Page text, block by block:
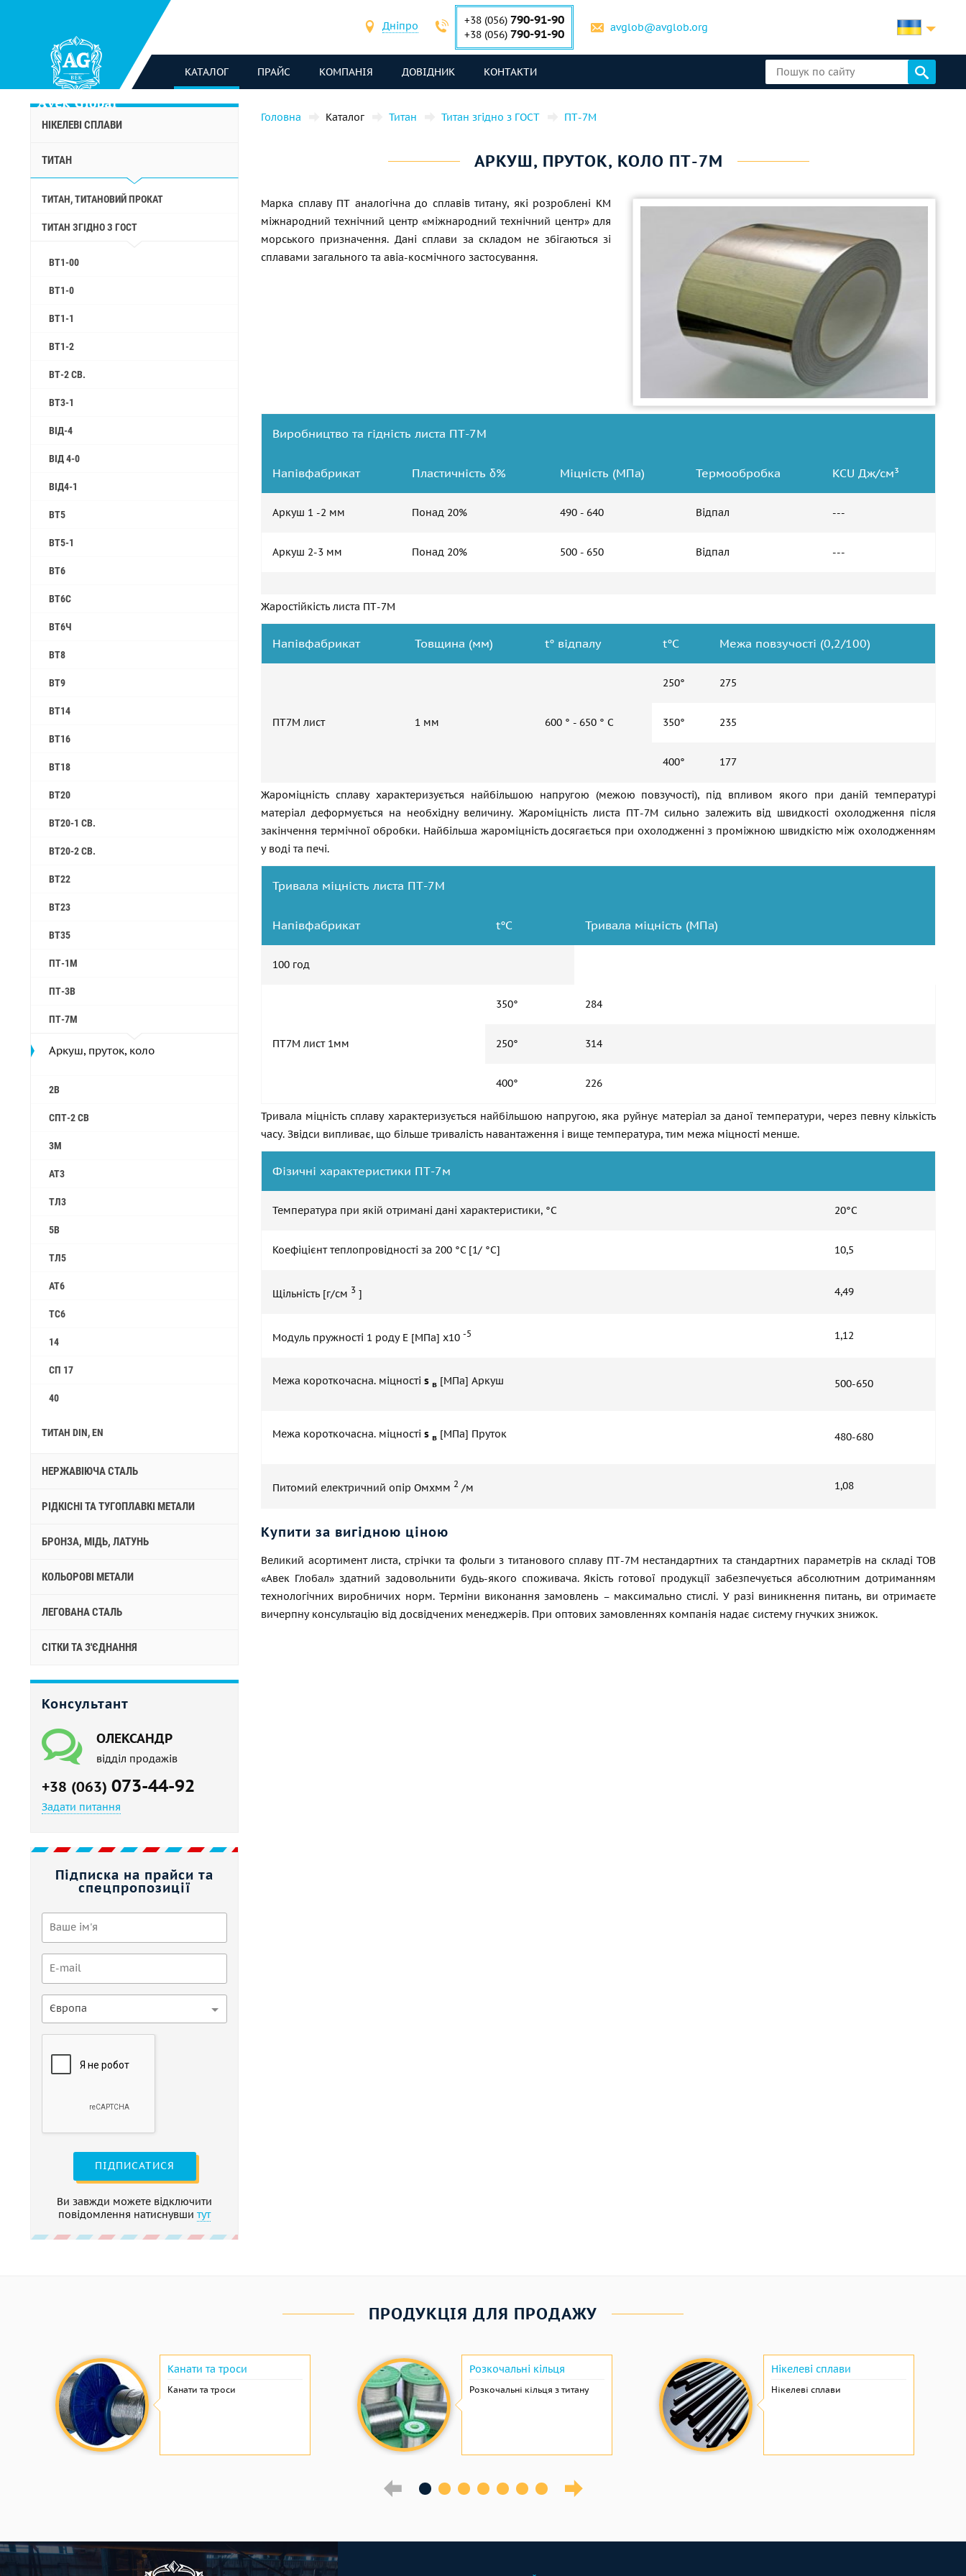
Дніпро +38 (056) 790-91-90
+38 (056) 790-91-90 avglob@avglob.org
КАТАЛОГ ПРАЙС КОМПАНІЯ ДОВІДНИК КОНТАКТИ
НІКЕЛЕВІ СПЛАВИ
ТИТАН
ТИТАН, ТИТАНОВИЙ ПРОКАТ
ТИТАН ЗГІДНО З ГОСТ
ВТ1-00
ВТ1-0
ВТ1-1
ВТ1-2
ВТ-2 СВ.
ВТ3-1
ВІД-4
ВІД 4-0
ВІД4-1
ВТ5
ВТ5-1
ВТ6
ВТ6С
ВТ6Ч
ВТ8
ВТ9
ВТ14
ВТ16
ВТ18
ВТ20
ВТ20-1 СВ.
ВТ20-2 СВ.
ВТ22
ВТ23
ВТ35
ПТ-1М
ПТ-3В
ПТ-7М
Аркуш, пруток, коло
2B
СПТ-2 СВ
3М
АТ3
ТЛ3
5B
ТЛ5
АТ6
ТС6
14
СП 17
40
ТИТАН DIN, EN
НЕРЖАВІЮЧА СТАЛЬ
РІДКІСНІ ТА ТУГОПЛАВКІ МЕТАЛИ
БРОНЗА, МІДЬ, ЛАТУНЬ
КОЛЬОРОВІ МЕТАЛИ
ЛЕГОВАНА СТАЛЬ
СІТКИ ТА З'ЄДНАННЯ
Консультант
ОЛЕКСАНДР
відділ продажів
+38 (063) 073-44-92
Задати питання
Підписка на прайси та
спецпропозиції
Європа
ПІДПИСАТИСЯ
Ви завжди можете відключити
повідомлення натиснувши тут
Головна Каталог Титан Титан згідно з ГОСТ ПТ-7М
АРКУШ, ПРУТОК, КОЛО ПТ-7М
Марка сплаву ПТ аналогічна до сплавів титану, які розроблені КМ
міжнародний технічний центр «міжнародний технічний центр» для
морського призначення. Дані сплави за складом не збігаються зі
сплавами загального та авіа-космічного застосування.
Виробництво та гідність листа ПТ-7М
Напівфабрикат Пластичність δ% Міцність (МПа) Термообробка KCU Дж/см³
Аркуш 1 -2 мм Понад 20% 490 - 640 Відпал ---
Аркуш 2-3 мм Понад 20% 500 - 650 Відпал ---
Жаростійкість листа ПТ-7М
Напівфабрикат Товщина (мм) t° відпалу t°С Межа повзучості (0,2/100)
ПТ7М лист 1 мм 600 ° - 650 ° С
250° 275
350° 235
400° 177
Жароміцність сплаву характеризується найбільшою напругою (межою повзучості), під впливом якого при даній температурі
матеріал деформується на необхідну величину. Жароміцність листа ПТ-7М сильно залежить від швидкості охолодження після
закінчення термічної обробки. Найбільша жароміцність досягається при охолодженні з проміжною швидкістю між охолодженням
у воді та печі.
Тривала міцність листа ПТ-7М
Напівфабрикат t°С Тривала міцність (МПа)
100 год
ПТ7М лист 1мм
350° 284
250° 314
400° 226
Тривала міцність сплаву характеризується найбільшою напругою, яка руйнує матеріал за даної температури, через певну кількість
часу. Звідси випливає, що більше тривалість навантаження і вище температура, тим межа міцності менше.
Фізичні характеристики ПТ-7м
Температура при якій отримані дані характеристики, °С 20°С
Коефіцієнт теплопровідності за 200 °C [1/ °С] 10,5
Щільність [г/см 3 ] 4,49
Модуль пружності 1 роду Е [МПа] x10 -5 1,12
Межа короткочасна. міцності s в [МПа] Аркуш 500-650
Межа короткочасна. міцності s в [МПа] Пруток 480-680
Питомий електричний опір Омxмм 2 /м 1,08
Купити за вигідною ціною
Великий асортимент листа, стрічки та фольги з титанового сплаву ПТ-7М нестандартних та стандартних параметрів на складі ТОВ
«Авек Глобал» здатний задовольнити будь-якого споживача. Якість готової продукції забезпечується абсолютним дотриманням
технологічних виробничих норм. Терміни виконання замовлень – максимально стислі. У разі виникнення питань, ви отримаєте
вичерпну консультацію від досвідчених менеджерів. При оптових замовленнях компанія надає систему гнучких знижок.
ПРОДУКЦІЯ ДЛЯ ПРОДАЖУ
Канати та троси
Канати та троси
Розкочальні кільця
Розкочальні кільця з титану
Нікелеві сплави
Нікелеві сплави